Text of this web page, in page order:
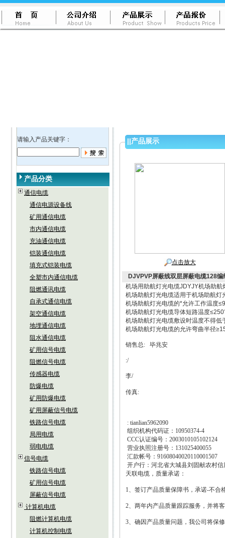
请输入产品关键字：
产品分类
通信电缆
通信电源设备线
矿用通信电缆
市内通信电缆
充油通信电缆
铠装通信电缆
填充式铠装电缆
全塑市内通信电缆
阻燃通讯电缆
自承式通信电缆
架空通信电缆
地埋通信电缆
阻水通信电缆
矿用信号电缆
阻燃信号电缆
传感器电缆
防爆电缆
矿用防爆电缆
矿用屏蔽信号电缆
铁路信号电缆
局用电缆
弱电电缆
信号电缆
铁路信号电缆
矿用信号电缆
屏蔽信号电缆
计算机电缆
阻燃计算机电缆
计算机控制电缆
||产品展示
点击放大
DJVPVP屏蔽线双层屏蔽电缆128编
机场用助航灯光电缆JDYJY机场助
机场助航灯光电缆适用于机场助航
机场助航灯光电缆的*允许工作温度
机场助航灯光电缆导体短路温度
机场助航灯光电缆敷设时温度不得
机场助航灯光电缆的允许弯曲半径
销售总: 毕兆安
:/
李/
传真:
: tianlian5962090
组织机构代码证： 10950374-4
CCC认证编号： 2003010105102124
营业执照注册号： 131025400055
汇款帐号： 91608040020110001507
开户行：河北省大城县刘固献农村信
天联电缆，质量承诺：
1、签订产品质量保障书，承诺-不合
2、两年内产品质量跟踪服务，并将
3、确因产品质量问题，我公司将保